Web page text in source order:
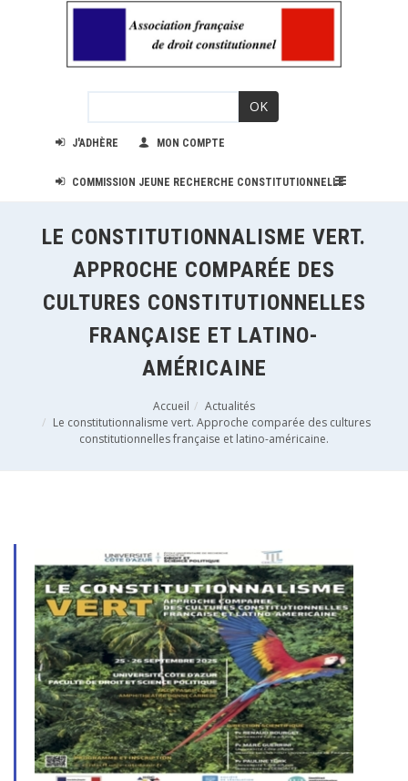
OK
J'ADHÈRE MON COMPTE
COMMISSION JEUNE RECHERCHE CONSTITUTIONNELLE
LE CONSTITUTIONNALISME VERT.
APPROCHE COMPARÉE DES
CULTURES CONSTITUTIONNELLES
FRANÇAISE ET LATINO-
AMÉRICAINE
Accueil
Actualités
Le constitutionnalisme vert. Approche comparée des cultures
constitutionnelles française et latino-américaine.